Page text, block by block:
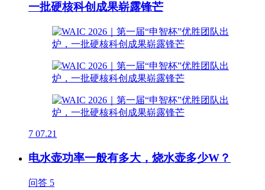
一批硬核科创成果崭露锋芒
7 07.21
电水壶功率一般有多大，烧水壶多少W？
问答 5